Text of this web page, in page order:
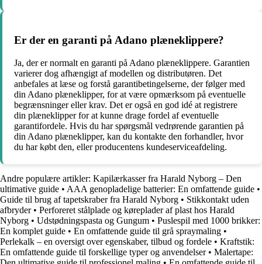
Er der en garanti på Adano plæneklippere?
Ja, der er normalt en garanti på Adano plæneklippere. Garantien
varierer dog afhængigt af modellen og distributøren. Det
anbefales at læse og forstå garantibetingelserne, der følger med
din Adano plæneklipper, for at være opmærksom på eventuelle
begrænsninger eller krav. Det er også en god idé at registrere
din plæneklipper for at kunne drage fordel af eventuelle
garantifordele. Hvis du har spørgsmål vedrørende garantien på
din Adano plæneklipper, kan du kontakte den forhandler, hvor
du har købt den, eller producentens kundeserviceafdeling.
Andre populære artikler: Kapilærkasser fra Harald Nyborg – Den
ultimative guide • AAA genopladelige batterier: En omfattende guide •
Guide til brug af tapetskraber fra Harald Nyborg • Stikkontakt uden
afbryder• Perforeret stålplade og køreplader af plast hos Harald
Nyborg • Udstødningspasta og Gungum • Puslespil med 1000 brikker:
En komplet guide • En omfattende guide til grå spraymaling •
Perlekalk – en oversigt over egenskaber, tilbud og fordele • Kraftstik:
En omfattende guide til forskellige typer og anvendelser• Malertape: